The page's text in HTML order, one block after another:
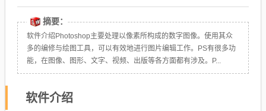
摘要：
软件介绍Photoshop主要处理以像素所构成的数字图像。使用其众
多的编修与绘图工具，可以有效地进行图片编辑工作。PS有很多功
能，在图像、图形、文字、视频、出版等各方面都有涉及。P...
软件介绍